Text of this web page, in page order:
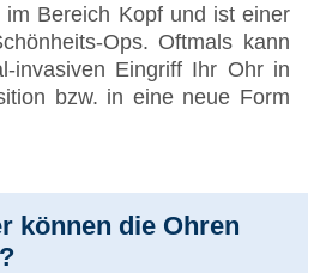
im Bereich Kopf und ist einer
Ops. Oftmals kann
invasiven Eingriff Ihr Ohr in
bzw. in eine neue Form
können die Ohren